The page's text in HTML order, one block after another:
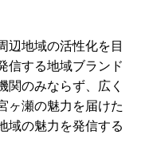
辺地域の活性化を目
信する地域ブランド
関のみならず、広く
ヶ瀬の魅力を届けた
域の魅力を発信する